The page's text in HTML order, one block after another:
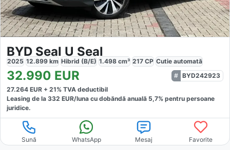
BYD Seal U Seal
2025 12.899 km Hibrid (B/E) 1.498 cm³ 217 CP Cutie automată
32.990 EUR
BYD242923
27.264 EUR + 21% TVA deductibil
Leasing de la 332 EUR/luna cu dobăndă anuală 5,7% pentru persoane
juridice.
Sună WhatsApp Mesaj Favorite